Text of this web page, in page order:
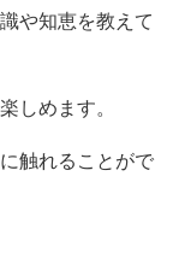
や知恵を教えて
しめます。
触れることがで